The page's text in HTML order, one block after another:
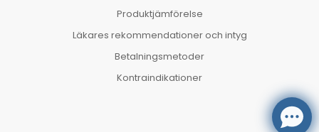
Produktjämförelse
Läkares rekommendationer och intyg
Betalningsmetoder
Kontraindikationer